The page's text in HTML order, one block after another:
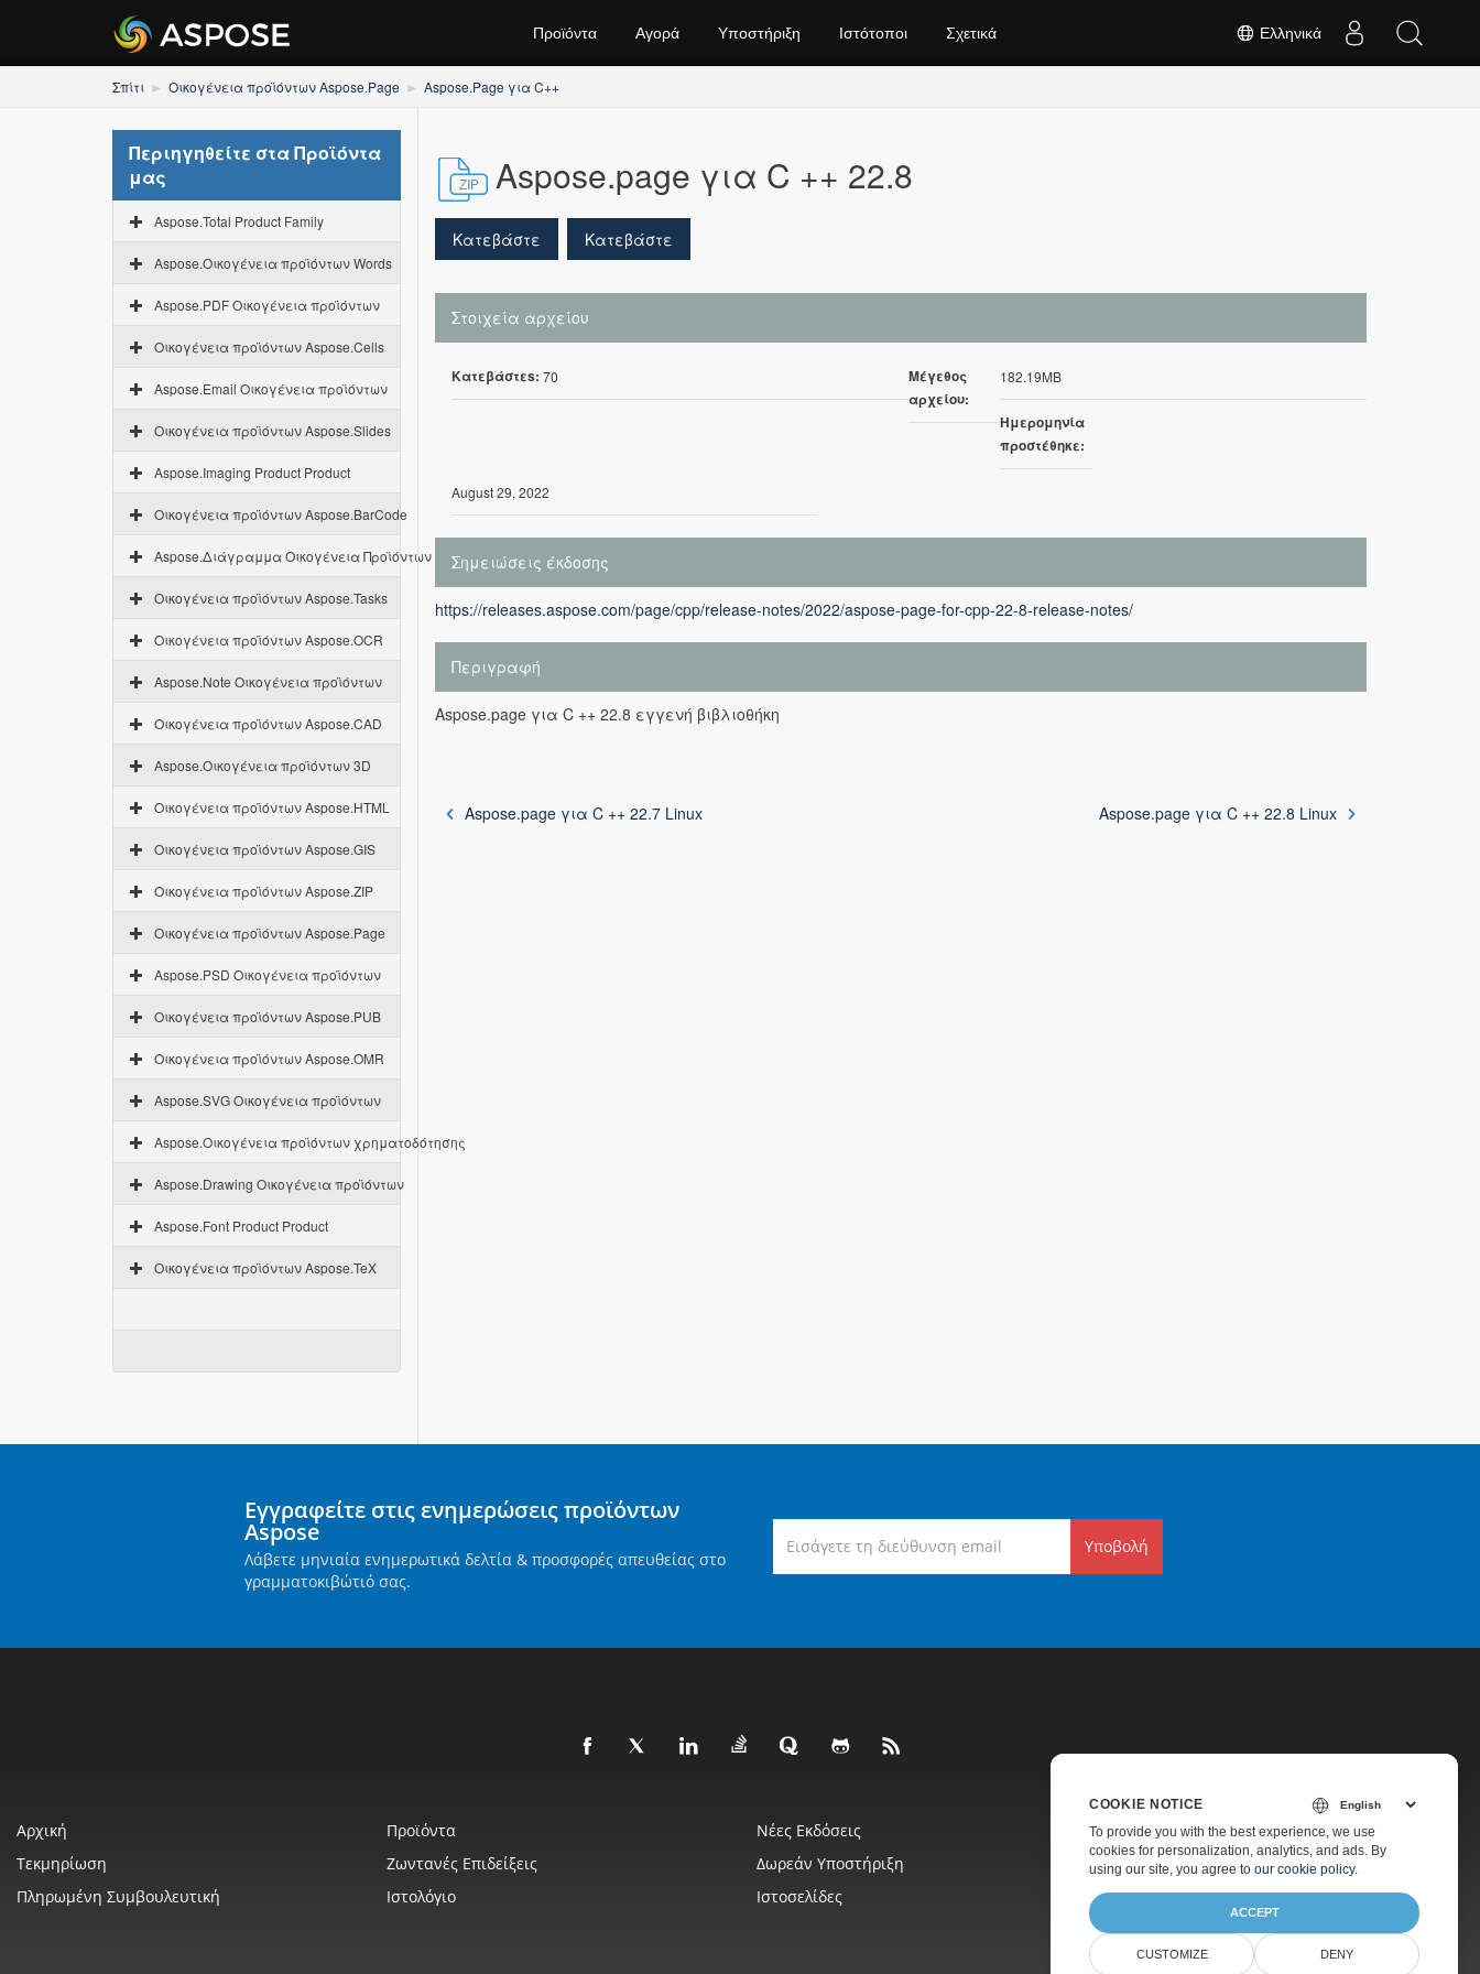
Ελληνικά
Προϊόντα Αγορά Υποστήριξη Ιστότοποι Σχετικά
Σπίτι Οικογένεια προϊόντων Aspose.Page Aspose.Page για C++
Περιηγηθείτε στα Προϊόντα
μας
Aspose.Total Product Family
Aspose.Οικογένεια προϊόντων Words
Aspose.PDF Οικογένεια προϊόντων
Οικογένεια προϊόντων Aspose.Cells
Aspose.Email Οικογένεια προϊόντων
Οικογένεια προϊόντων Aspose.Slides
Aspose.Imaging Product Product
Οικογένεια προϊόντων Aspose.BarCode
Aspose.Διάγραμμα Οικογένεια Προϊόντων
Οικογένεια προϊόντων Aspose.Tasks
Οικογένεια προϊόντων Aspose.OCR
Aspose.Note Οικογένεια προϊόντων
Οικογένεια προϊόντων Aspose.CAD
Aspose.Οικογένεια προϊόντων 3D
Οικογένεια προϊόντων Aspose.HTML
Οικογένεια προϊόντων Aspose.GIS
Οικογένεια προϊόντων Aspose.ZIP
Οικογένεια προϊόντων Aspose.Page
Aspose.PSD Οικογένεια προϊόντων
Οικογένεια προϊόντων Aspose.PUB
Οικογένεια προϊόντων Aspose.OMR
Aspose.SVG Οικογένεια προϊόντων
Aspose.Οικογένεια προϊόντων χρηματοδότησης
Aspose.Drawing Οικογένεια προϊόντων
Aspose.Font Product Product
Οικογένεια προϊόντων Aspose.TeX
Aspose.page για C ++ 22.8
Κατεβάστε Κατεβάστε
Στοιχεία αρχείου
Κατεβάστεs: 70
Μέγεθος
αρχείου:
182.19MB
Ημερομηνία
προστέθηκε:
August 29, 2022
Σημειώσεις έκδοσης
https://releases.aspose.com/page/cpp/release-notes/2022/aspose-page-for-cpp-22-8-release-notes/
Περιγραφή
Aspose.page για C ++ 22.8 εγγενή βιβλιοθήκη
Aspose.page για C ++ 22.7 Linux Aspose.page για C ++ 22.8 Linux
Εγγραφείτε στις ενημερώσεις προϊόντων
Aspose
Λάβετε μηνιαία ενημερωτικά δελτία & προσφορές απευθείας στο
γραμματοκιβώτιό σας.
Υποβολή
Αρχική Προϊόντα Νέες Εκδόσεις
Τιμολόγηση
Τεκμηρίωση
Ζωντανές Επιδείξεις Δωρεάν Υποστήριξη
Πληρωμένη Υποστήριξη
Πληρωμένη Συμβουλευτική
Ιστολόγιο Ιστοσελίδες Σχετικά
COOKIE NOTICE
To provide you with the best experience, we use
cookies for personalization, analytics, and ads. By
using our site, you agree to our cookie policy.
ACCEPT
CUSTOMIZE DENY